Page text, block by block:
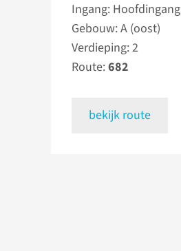
Ingang: Hoofdingang
Gebouw: A (oost)
Verdieping: 2
Route:682
bekijk route